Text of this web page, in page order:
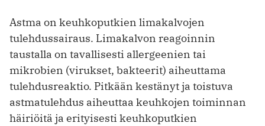
Astma on keuhkoputkien limakalvojen
tulehdussairaus. Limakalvon reagoinnin
taustalla on tavallisesti allergeenien tai
mikrobien (virukset, bakteerit) aiheuttama
tulehdusreaktio. Pitkään kestänyt ja toistuva
astmatulehdus aiheuttaa keuhkojen toiminnan
häiriöitä ja erityisesti keuhkoputkien